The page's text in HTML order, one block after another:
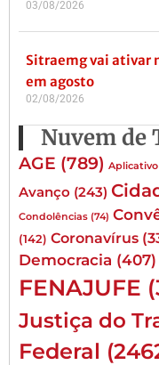
03/08/2026
Sitraemg vai ativar
em agosto
02/08/2026
Nuvem de
AGE (789) Aplicativo
Avanço (243)
Condolências (74)
(142) Coronavírus
Democracia (407)
FENAJUFE
Justiça do
Federal